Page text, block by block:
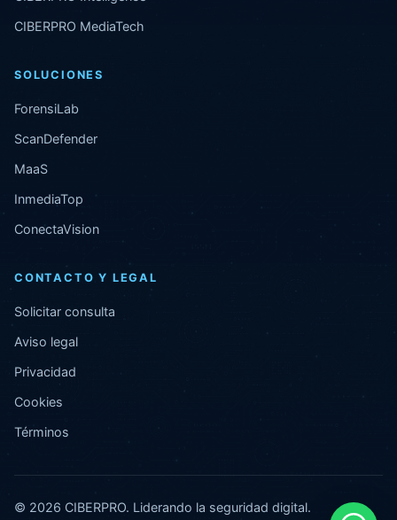
CIBERPRO MediaTech
SOLUCIONES
ForensiLab
ScanDefender
MaaS
InmediaTop
ConectaVision
CONTACTO Y LEGAL
Solicitar consulta
Aviso legal
Privacidad
Cookies
Términos
© 2026 CIBERPRO. Liderando la seguridad digital.